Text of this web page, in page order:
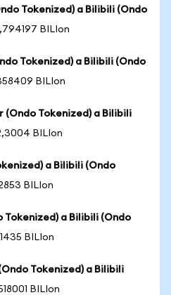
Tokenized) a Bilibili (Ondo
BILIon
Tokenized) a Bilibili (Ondo
BILIon
(Ondo Tokenized) a Bilibili
BILIon
a Bilibili (Ondo
BILIon
Tokenized) a Bilibili (Ondo
BILIon
Tokenized) a Bilibili
BILIon